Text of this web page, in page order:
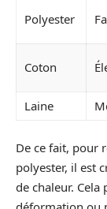
Polyester
Coton
Laine
De ce fait, pour
polyester, il est
de chaleur.